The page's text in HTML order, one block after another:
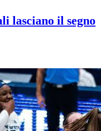
lasciano il segno